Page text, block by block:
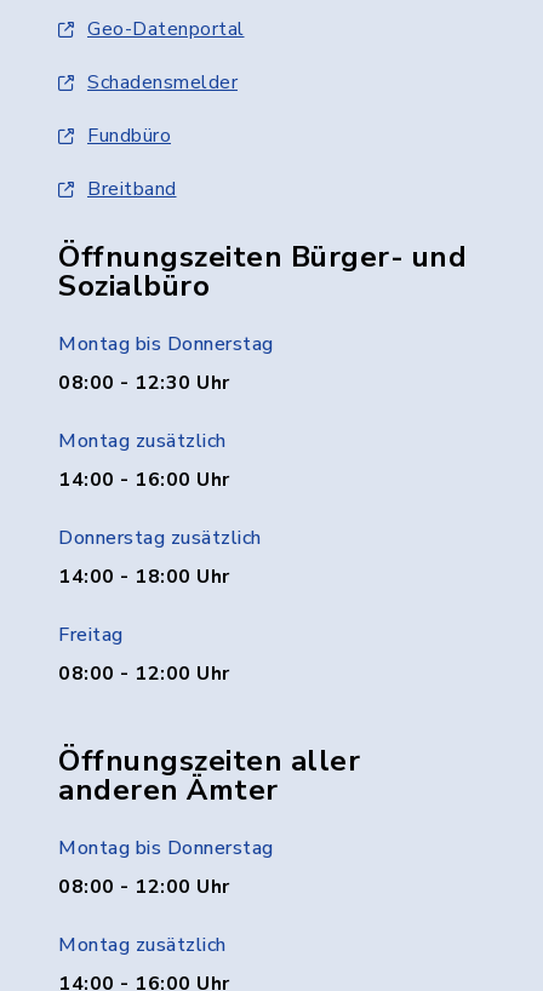
Geo-Datenportal
Schadensmelder
Fundbüro
Breitband
Öffnungszeiten Bürger- und
Sozialbüro
Montag bis Donnerstag
08:00 - 12:30 Uhr
Montag zusätzlich
14:00 - 16:00 Uhr
Donnerstag zusätzlich
14:00 - 18:00 Uhr
Freitag
08:00 - 12:00 Uhr
Öffnungszeiten aller
anderen Ämter
Montag bis Donnerstag
08:00 - 12:00 Uhr
Montag zusätzlich
14:00 - 16:00 Uhr